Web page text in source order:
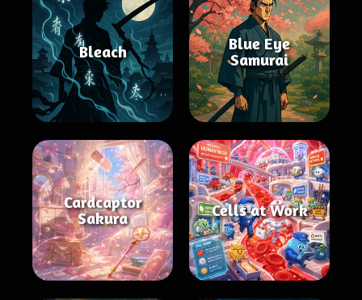
Bleach
Blue Eye
Samurai
Cardcaptor
Sakura
Cells at Work